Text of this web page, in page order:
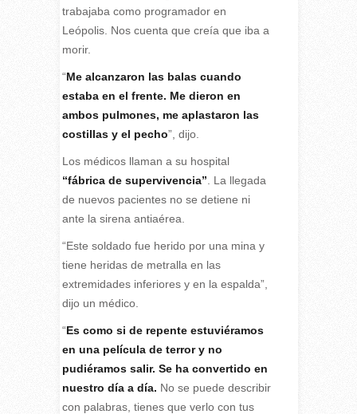
trabajaba como programador en
Leópolis. Nos cuenta que creía que iba a
morir.
“Me alcanzaron las balas cuando
estaba en el frente. Me dieron en
ambos pulmones, me aplastaron las
costillas y el pecho”, dijo.
Los médicos llaman a su hospital
“fábrica de supervivencia” . La llegada
de nuevos pacientes no se detiene ni
ante la sirena antiaérea.
“Este soldado fue herido por una mina y
tiene heridas de metralla en las
extremidades inferiores y en la espalda”,
dijo un médico.
“Es como si de repente estuviéramos
en una película de terror y no
pudiéramos salir. Se ha convertido en
nuestro día a día. No se puede describir
con palabras, tienes que verlo con tus